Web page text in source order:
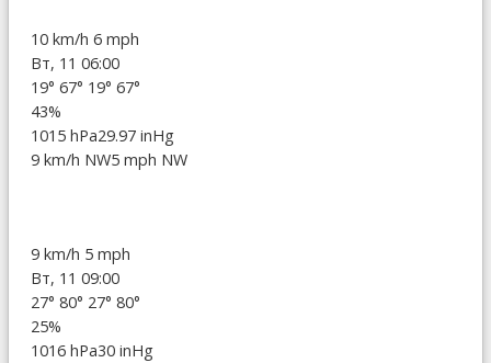
10 km/h 6 mph
Вт, 11 06:00
19° 67° 19° 67°
43%
1015 hPa29.97 inHg
9 km/h NW5 mph NW
9 km/h 5 mph
Вт, 11 09:00
27° 80° 27° 80°
25%
1016 hPa30 inHg